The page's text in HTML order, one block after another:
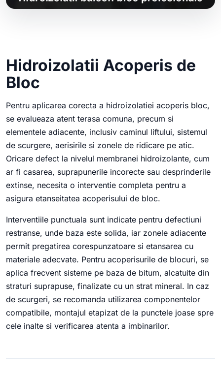
Hidroizolatii Acoperis de
Bloc
Pentru aplicarea corecta a hidroizolatiei acoperis bloc,
se evalueaza atent terasa comuna, precum si
elementele adiacente, inclusiv caminul liftului, sistemul
de scurgere, aerisirile si zonele de ridicare pe atic.
Oricare defect la nivelul membranei hidroizolante, cum
ar fi casarea, suprapunerile incorecte sau desprinderile
extinse, necesita o interventie completa pentru a
asigura etanseitatea acoperisului de bloc.
Interventiile punctuala sunt indicate pentru defectiuni
restranse, unde baza este solida, iar zonele adiacente
permit pregatirea corespunzatoare si etansarea cu
materiale adecvate. Pentru acoperisurile de blocuri, se
aplica frecvent sisteme pe baza de bitum, alcatuite din
straturi suprapuse, finalizate cu un strat mineral. In caz
de scurgeri, se recomanda utilizarea componentelor
compatibile, montajul etapizat de la punctele joase spre
cele inalte si verificarea atenta a imbinarilor.